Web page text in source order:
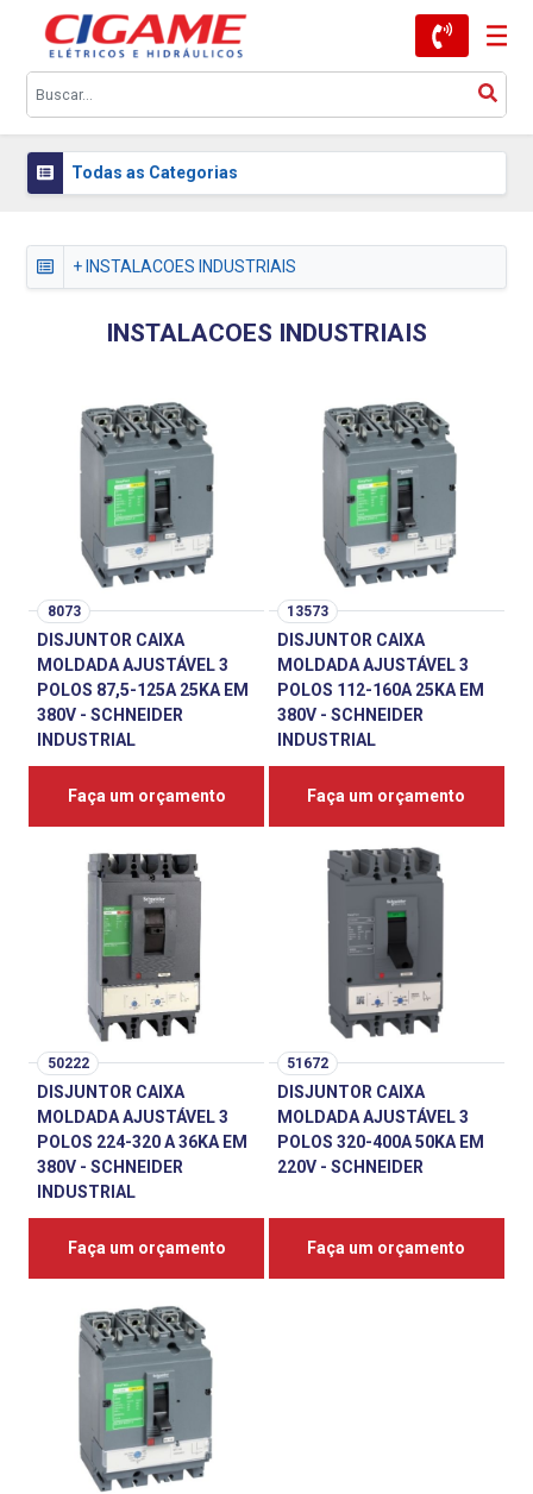
Todas as Categorias
+ INSTALACOES INDUSTRIAIS
INSTALACOES INDUSTRIAIS
8073
DISJUNTOR CAIXA
MOLDADA AJUSTÁVEL 3
POLOS 87,5-125A 25KA EM
380V - SCHNEIDER
INDUSTRIAL
Faça um orçamento
13573
DISJUNTOR CAIXA
MOLDADA AJUSTÁVEL 3
POLOS 112-160A 25KA EM
380V - SCHNEIDER
INDUSTRIAL
Faça um orçamento
50222
DISJUNTOR CAIXA
MOLDADA AJUSTÁVEL 3
POLOS 224-320 A 36KA EM
380V - SCHNEIDER
INDUSTRIAL
Faça um orçamento
51672
DISJUNTOR CAIXA
MOLDADA AJUSTÁVEL 3
POLOS 320-400A 50KA EM
220V - SCHNEIDER
Faça um orçamento